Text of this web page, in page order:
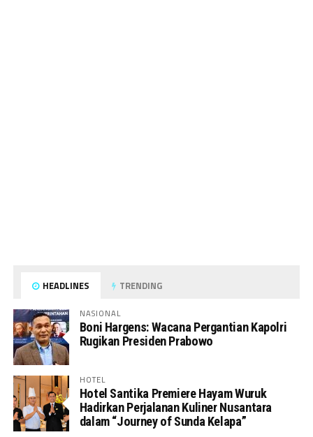
HEADLINES TRENDING
NASIONAL
Boni Hargens: Wacana Pergantian Kapolri
Rugikan Presiden Prabowo
HOTEL
Hotel Santika Premiere Hayam Wuruk
Hadirkan Perjalanan Kuliner Nusantara
dalam “Journey of Sunda Kelapa”